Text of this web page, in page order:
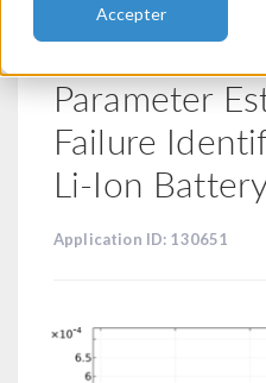
Accepter
Parameter
Failure
Li-Ion
Application ID: 130651